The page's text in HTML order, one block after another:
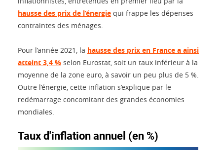
hausse des prix de l’énergie qui frappe les dépenses
contraintes des ménages.
Pour l’année 2021, la hausse des prix en France a ainsi
atteint 3,4 % selon Eurostat, soit un taux inférieur à la
moyenne de la zone euro, à savoir un peu plus de 5 %.
Outre l’énergie, cette inflation s’explique par le
redémarrage concomitant des grandes économies
mondiales.